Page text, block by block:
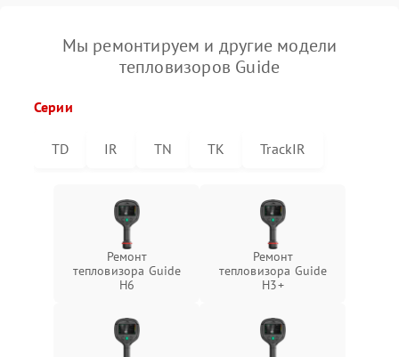
Мы ремонтируем и другие модели
тепловизоров Guide
Серии
TD IR TN TK TrackIR
Ремонт
тепловизора Guide
H6
Ремонт
тепловизора Guide
H3+